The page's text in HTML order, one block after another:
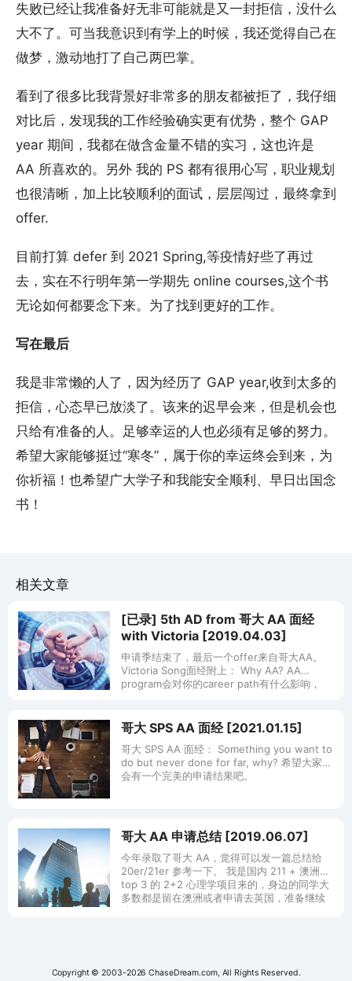
失败已经让我准备好无非可能就是又一封拒信，没什么
大不了。可当我意识到有学上的时候，我还觉得自己在
做梦，激动地打了自己两巴掌。
看到了很多比我背景好非常多的朋友都被拒了，我仔细
对比后，发现我的工作经验确实更有优势，整个 GAP
year 期间，我都在做含金量不错的实习，这也许是
AA 所喜欢的。另外 我的 PS 都有很用心写，职业规划
也很清晰，加上比较顺利的面试，层层闯过，最终拿到
offer.
目前打算 defer 到 2021 Spring,等疫情好些了再过
去，实在不行明年第一学期先 online courses,这个书
无论如何都要念下来。为了找到更好的工作。
写在最后
我是非常懒的人了，因为经历了 GAP year,收到太多的
拒信，心态早已放淡了。该来的迟早会来，但是机会也
只给有准备的人。足够幸运的人也必须有足够的努力。
希望大家能够挺过“寒冬”，属于你的幸运终会到来，为
你祈福！也希望广大学子和我能安全顺利、早日出国念
书！
相关文章
[已录] 5th AD from 哥大 AA 面经
with Victoria [2019.04.03]
申请季结束了，最后一个offer来自哥大AA。
Victoria Song面经附上： Why AA? AA
program会对你的career path有什么影响，
哥大 SPS AA 面经 [2021.01.15]
哥大 SPS AA 面经： Something you want to
do but never done for far, why? 希望大家都
会有一个完美的申请结果吧。
哥大 AA 申请总结 [2019.06.07]
今年录取了哥大 AA，觉得可以发一篇总结给
20er/21er 参考一下。 我是国内 211 + 澳洲
top 3 的 2+2 心理学项目来的，身边的同学大
多数都是留在澳洲或者申请去英国，准备继续
读
Copyright © 2003-2026 ChaseDream.com, All Rights Reserved.